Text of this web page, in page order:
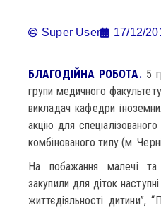
Super User 17/12/
БЛАГОДІЙНА РОБОТА.5
групи медичного
викладач кафедри
акцію для
комбінованого типу (м.
На побажання малечі та
закупили для діток
життєдіяльності дитини”,